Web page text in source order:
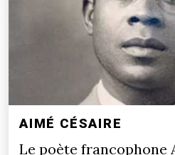
AIMÉ CÉSAIRE
Le poète francophone